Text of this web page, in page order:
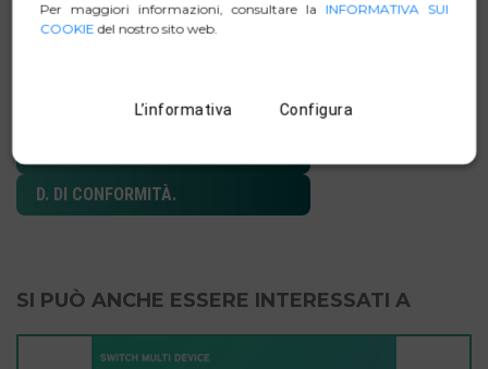
ZIP IMMAGINI
D. DI CONFORMITÀ.
SI PUÒ ANCHE ESSERE INTERESSATI A
Per maggiori informazioni, consultare la INFORMATIVA SUI
COOKIEdel nostro sito web.
L’informativa Configura